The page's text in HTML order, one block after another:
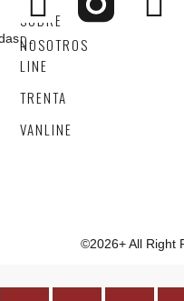
D-
LINE
TRENTA
VANLINE
SOBRE
NOSOTROS
©2026+ All Right